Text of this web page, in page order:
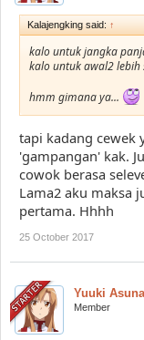
Kalajengking said: ↑
kalo untuk jangka
kalo untuk awal2 lebih
hmm gimana ya...
tapi kadang cewek
'gampangan' kak.
cowok berasa
Lama2 aku maksa
pertama. Hhhh
25 October 2017
Yuuki Asuna
Member